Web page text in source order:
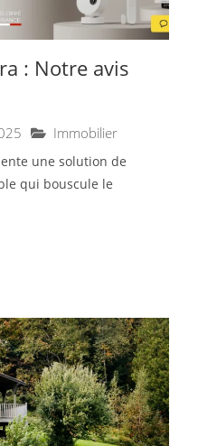
: Notre avis
Immobilier
une solution de
qui bouscule le